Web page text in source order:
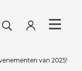
van 2025!